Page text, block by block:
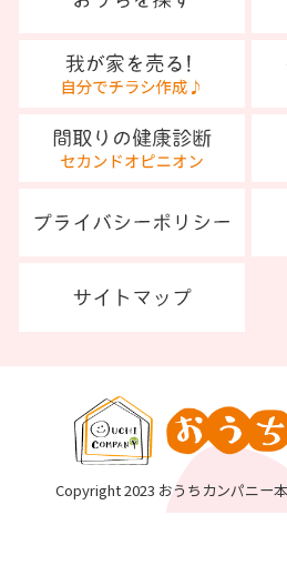
Copyright 2023 おうちカンパニー